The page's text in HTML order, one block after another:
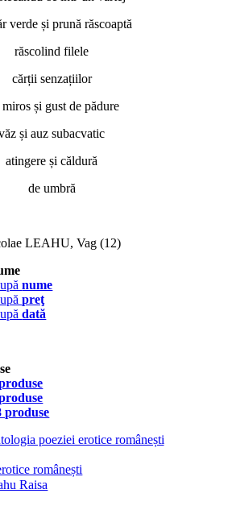
verde și prună răscoaptă
răscolind filele
cărții senzațiilor
miros și gust de pădure
și auz subacvatic
atingere și căldură
de umbră
LEAHU, Vag (12)
nume
preţ
dată
produse
românești
Raisa